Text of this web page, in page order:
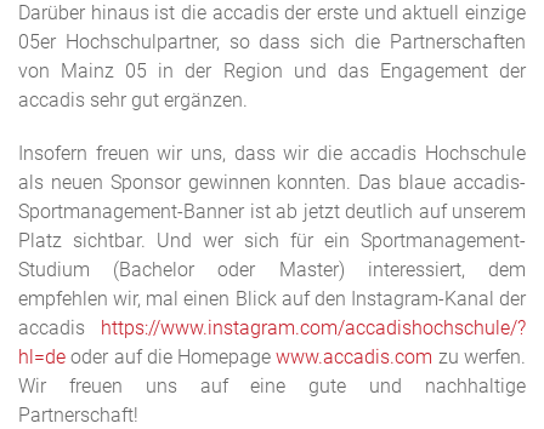
Darüber hinaus ist die accadis der erste und aktuell einzige
05er Hochschulpartner, so dass sich die Partnerschaften
von Mainz 05 in der Region und das Engagement der
accadis sehr gut ergänzen.
Insofern freuen wir uns, dass wir die accadis Hochschule
als neuen Sponsor gewinnen konnten. Das blaue accadis-
Sportmanagement-Banner ist ab jetzt deutlich auf unserem
Platz sichtbar. Und wer sich für ein Sportmanagement-
Studium (Bachelor oder Master) interessiert, dem
empfehlen wir, mal einen Blick auf den Instagram-Kanal der
accadis https://www.instagram.com/accadishochschule/?
hl=de oder auf die Homepagewww.accadis.com zu werfen.
Wir freuen uns auf eine gute und nachhaltige
Partnerschaft!